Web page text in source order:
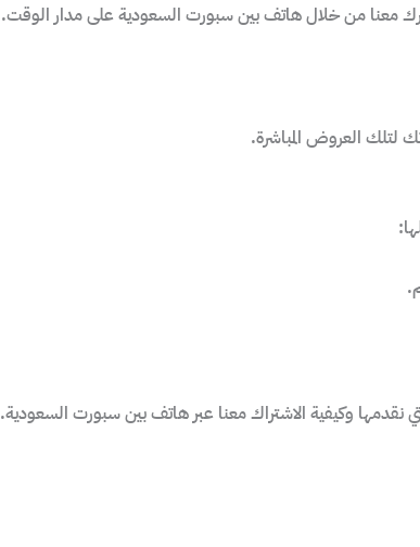
معنا من خلال هاتف بين سبورت السعودية على مدار الوقت.
لتلك العروض المباشرة.
وكيفية الاشتراك معنا عبر هاتف بين سبورت السعودية.